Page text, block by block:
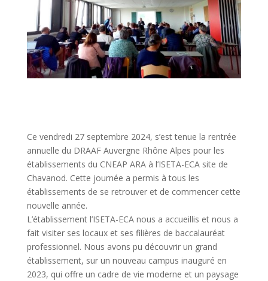
Ce vendredi 27 septembre 2024, s’est tenue la rentrée
annuelle du DRAAF Auvergne Rhône Alpes pour les
établissements du CNEAP ARA à l’ISETA-ECA site de
Chavanod. Cette journée a permis à tous les
établissements de se retrouver et de commencer cette
nouvelle année.
L’établissement l’ISETA-ECA nous a accueillis et nous a
fait visiter ses locaux et ses filières de baccalauréat
professionnel. Nous avons pu découvrir un grand
établissement, sur un nouveau campus inauguré en
2023, qui offre un cadre de vie moderne et un paysage